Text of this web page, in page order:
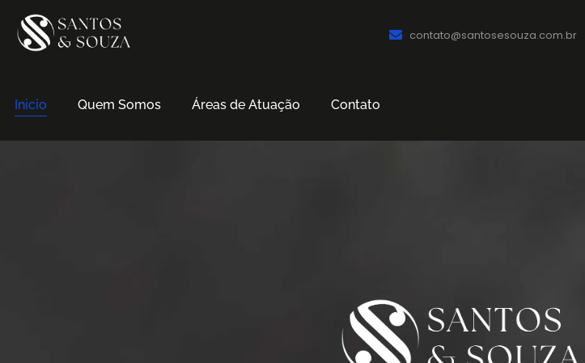
contato@santosesouza.com.br
Inicio Quem Somos Áreas de Atuação Contato